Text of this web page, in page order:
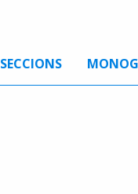
SECCIONS